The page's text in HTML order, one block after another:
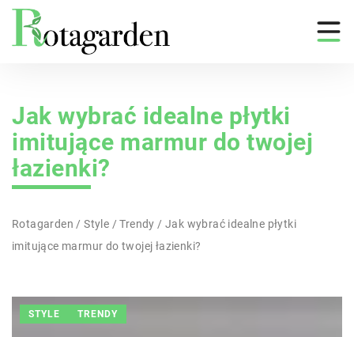
Jak wybrać idealne płytki
imitujące marmur do twojej
łazienki?
Rotagarden /Style /Trendy /Jak wybrać idealne płytki
imitujące marmur do twojej łazienki?
STYLE TRENDY